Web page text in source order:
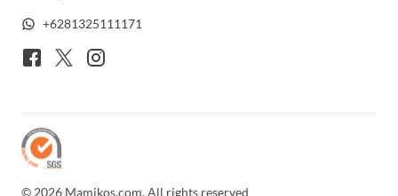
+6281325111171
© 2026 Mamikos.com. All rights reserved